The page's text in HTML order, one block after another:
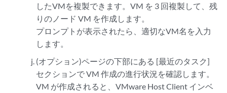
したVMを複製できます。VM を 3 回複製して、残
りのノード VM を作成します。
プロンプトが表示されたら、適切なVM名を入力
します。
(オプション)ページの下部にある [最近のタスク]
セクションで VM 作成の進行状況を確認します。
VM が作成されると、VMware Host Client インベ